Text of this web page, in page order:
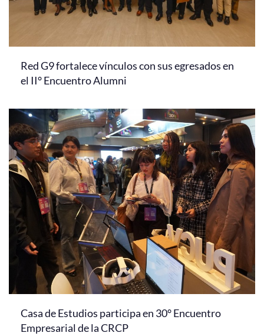
Red G9 fortalece vínculos con sus egresados en
el II° Encuentro Alumni
Casa de Estudios participa en 30° Encuentro
Empresarial de la CRCP